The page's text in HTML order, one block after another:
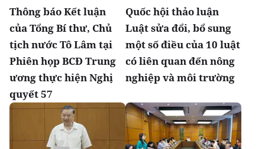
Thông báo Kết luận
của Tổng Bí thư, Chủ
tịch nước Tô Lâm tại
Phiên họp BCĐ Trung
ương thực hiện Nghị
quyết 57
Quốc hội thảo luận
Luật sửa đổi, bổ sung
một số điều của 10 luật
có liên quan đến nông
nghiệp và môi trường